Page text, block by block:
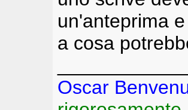
un'anteprima
a cosa
Oscar